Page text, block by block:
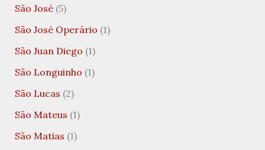
São José(5)
São José Operário (1)
São Juan Diego (1)
São Longuinho (1)
São Lucas (2)
São Mateus (1)
São Matias (1)